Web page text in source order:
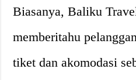
Biasanya, Baliku
memberitahu
tiket dan akomodasi